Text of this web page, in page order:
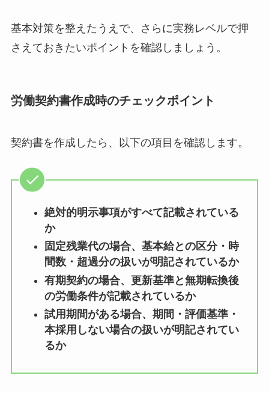
基本対策を整えたうえで、さらに実務レベルで押
さえておきたいポイントを確認しましょう。
労働契約書作成時のチェックポイント
契約書を作成したら、以下の項目を確認します。
絶対的明示事項がすべて記載されている
か
固定残業代の場合、基本給との区分・時
間数・超過分の扱いが明記されているか
有期契約の場合、更新基準と無期転換後
の労働条件が記載されているか
試用期間がある場合、期間・評価基準・
本採用しない場合の扱いが明記されてい
るか